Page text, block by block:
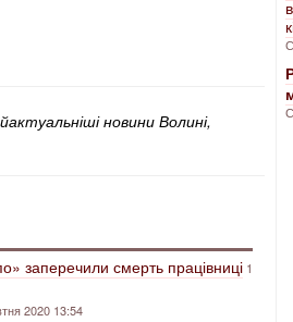
новини Волині,
заперечили смерть працівниці 1
2020 13:54